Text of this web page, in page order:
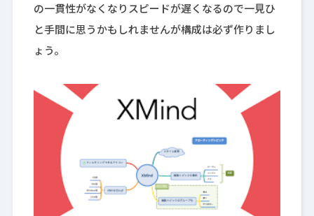
の一貫性がなくなりスピードが遅くなるので一見ひ
と手間に思うかもしれませんが構成は必ず作りまし
ょう。